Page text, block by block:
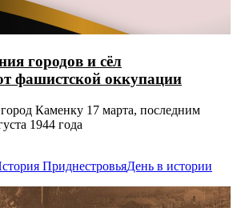
городов и сёл
фашистской оккупации
Каменку 17 марта, последним
1944 года
ПриднестровьяДень в истории